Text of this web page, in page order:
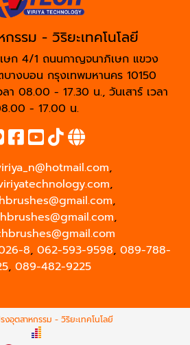
รรม - วิริยะเทคโนโลยี
ก 4/1 ถนนกาญจนาภิเษก แขวง
างบอน กรุงเทพมหานคร 10150
า 08.00 - 17.30 น., วันเสาร์ เวลา
- 17.00 น.
,
,
,
,
8, 062-593-9598, 089-788-
, 089-482-9225
งอุตสาหกรรม - วิริยะเทคโนโลยี